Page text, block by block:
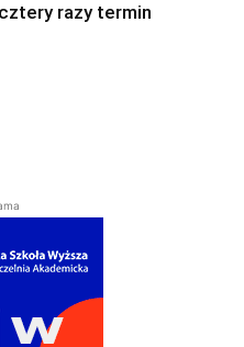
razy termin